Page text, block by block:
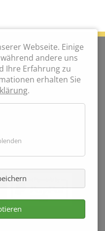
Webseite. Einige
andere uns
Ihre Erfahrung zu
erhalten Sie
.